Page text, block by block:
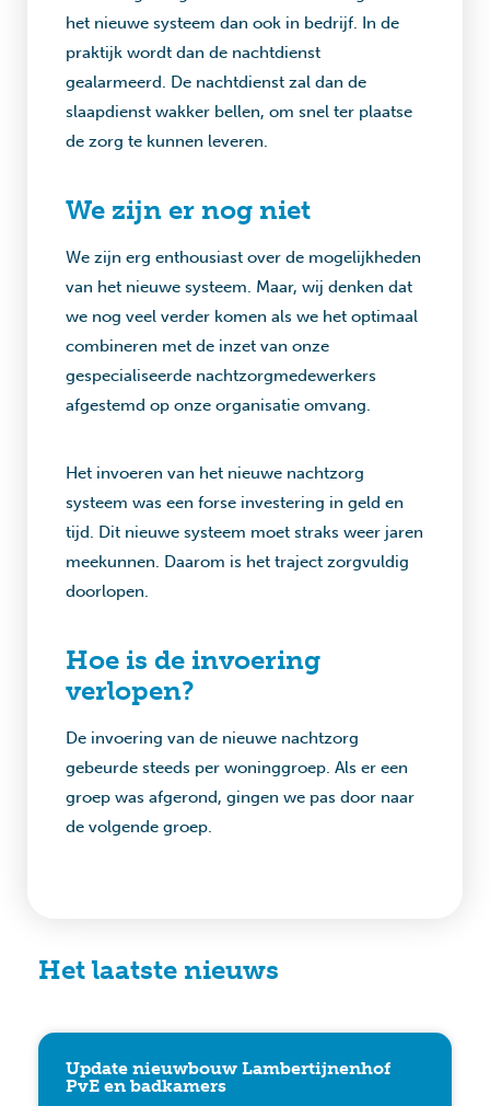
het nieuwe systeem dan ook in bedrijf. In de
praktijk wordt dan de nachtdienst
gealarmeerd. De nachtdienst zal dan de
slaapdienst wakker bellen, om snel ter plaatse
de zorg te kunnen leveren.
We zijn er nog niet
We zijn erg enthousiast over de mogelijkheden
van het nieuwe systeem. Maar, wij denken dat
we nog veel verder komen als we het optimaal
combineren met de inzet van onze
gespecialiseerde nachtzorgmedewerkers
afgestemd op onze organisatie omvang.
Het invoeren van het nieuwe nachtzorg
systeem was een forse investering in geld en
tijd. Dit nieuwe systeem moet straks weer jaren
meekunnen. Daarom is het traject zorgvuldig
doorlopen.
Hoe is de invoering
verlopen?
De invoering van de nieuwe nachtzorg
gebeurde steeds per woninggroep. Als er een
groep was afgerond, gingen we pas door naar
de volgende groep.
Het laatste nieuws
Update nieuwbouw Lambertijnenhof
PvE en badkamers